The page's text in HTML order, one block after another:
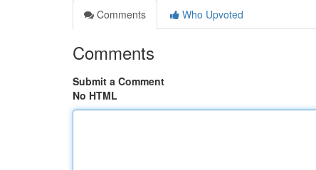
Comments
Who Upvoted
Comments
Submit a Comment
No HTML